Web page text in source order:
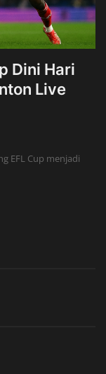
Dini Hari
Live
EFL Cup menjadi